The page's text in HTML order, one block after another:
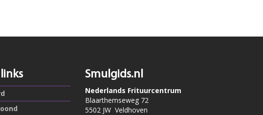
Smulgids.nl
Nederlands Frituurcentrum
Blaarthemseweg 72
5502 JW Veldhoven